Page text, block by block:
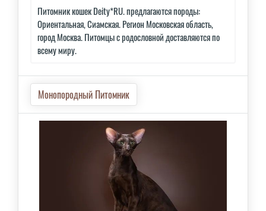
Питомник кошек Deity*RU. предлагаются породы:
Ориентальная, Сиамская. Регион Московская область,
город Москва. Питомцы с родословной доставляются по
всему миру.
Монопородный Питомник